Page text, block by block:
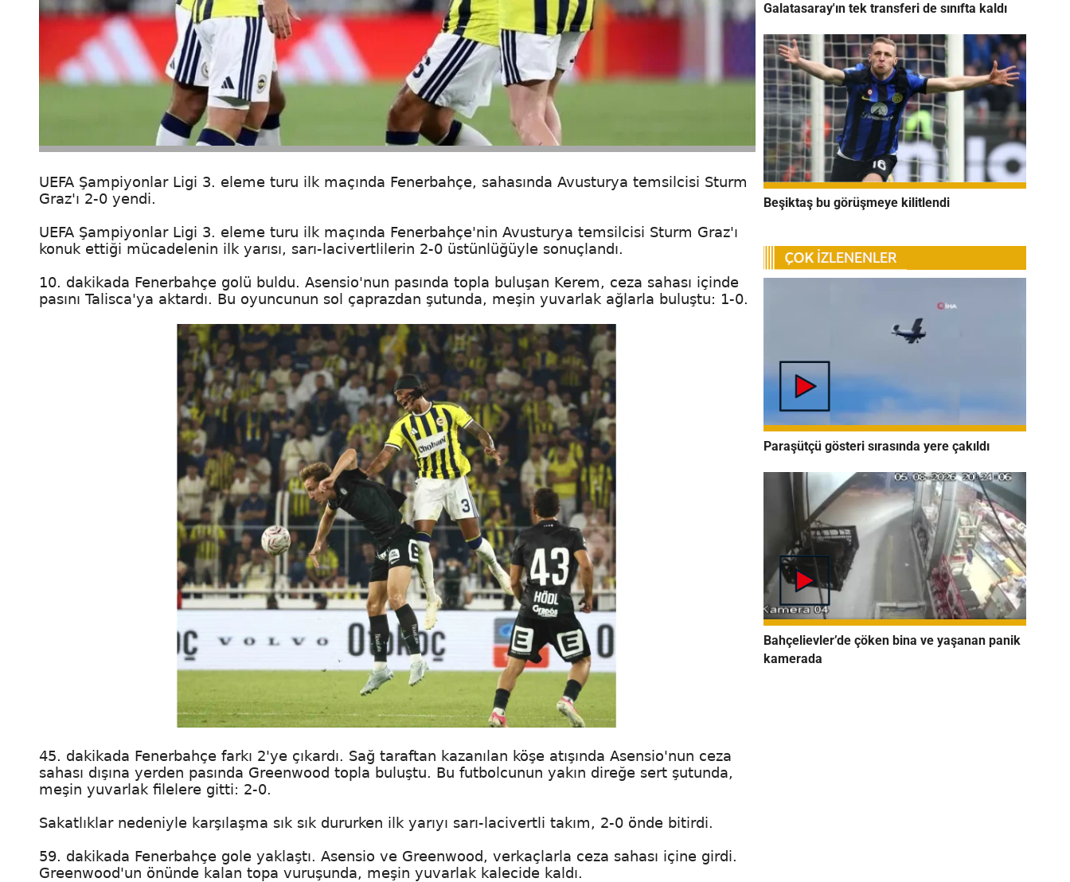
UEFA Şampiyonlar Ligi 3. eleme turu ilk maçında Fenerbahçe, sahasında Avusturya temsilcisi Sturm
Graz'ı 2-0 yendi.
UEFA Şampiyonlar Ligi 3. eleme turu ilk maçında Fenerbahçe'nin Avusturya temsilcisi Sturm Graz'ı
konuk ettiği mücadelenin ilk yarısı, sarı-lacivertlilerin 2-0 üstünlüğüyle sonuçlandı.
10. dakikada Fenerbahçe golü buldu. Asensio'nun pasında topla buluşan Kerem, ceza sahası içinde
pasını Talisca'ya aktardı. Bu oyuncunun sol çaprazdan şutunda, meşin yuvarlak ağlarla buluştu: 1-0.
45. dakikada Fenerbahçe farkı 2'ye çıkardı. Sağ taraftan kazanılan köşe atışında Asensio'nun ceza
sahası dışına yerden pasında Greenwood topla buluştu. Bu futbolcunun yakın direğe sert şutunda,
meşin yuvarlak filelere gitti: 2-0.
Sakatlıklar nedeniyle karşılaşma sık sık dururken ilk yarıyı sarı-lacivertli takım, 2-0 önde bitirdi.
59. dakikada Fenerbahçe gole yaklaştı. Asensio ve Greenwood, verkaçlarla ceza sahası içine girdi.
Greenwood'un önünde kalan topa vuruşunda, meşin yuvarlak kalecide kaldı.
Galatasaray'ın tek transferi de sınıfta kaldı
Beşiktaş bu görüşmeye kilitlendi
Paraşütçü gösteri sırasında yere çakıldı
Bahçelievler’de çöken bina ve yaşanan panik
kamerada